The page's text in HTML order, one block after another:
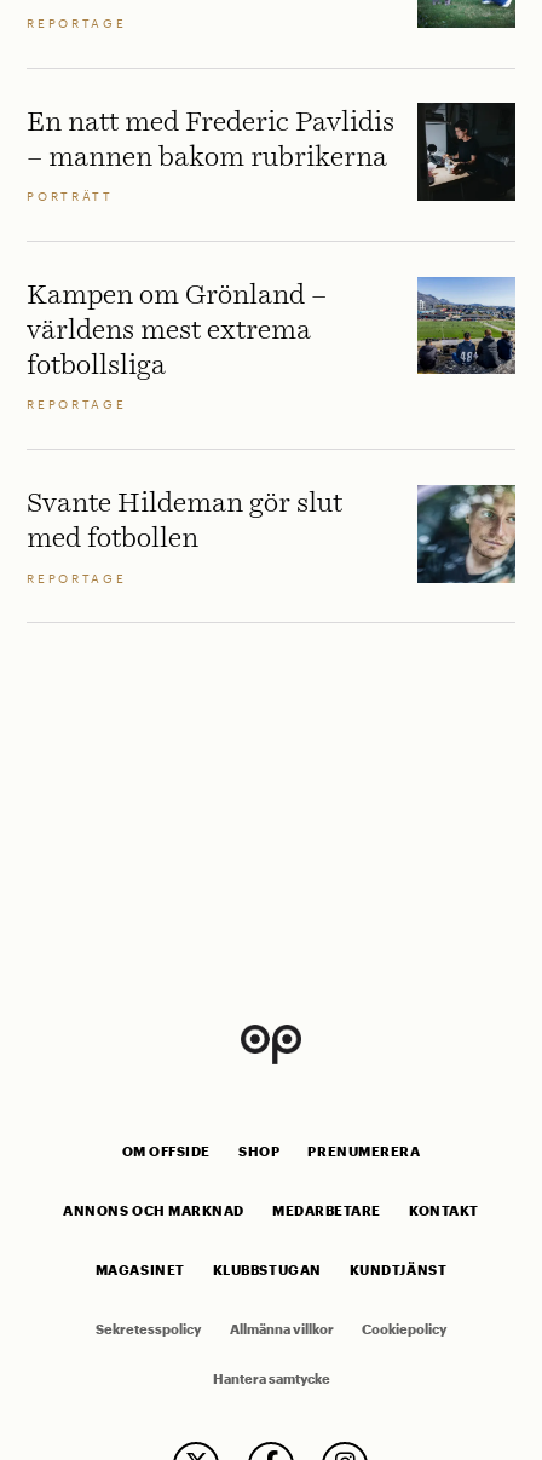
REPORTAGE
En natt med Frederic Pavlidis
– mannen bakom rubrikerna
PORTRÄTT
Kampen om Grönland –
världens mest extrema
fotbollsliga
REPORTAGE
Svante Hildeman gör slut
med fotbollen
REPORTAGE
OM OFFSIDE SHOP PRENUMERERA
ANNONS OCH MARKNAD MEDARBETARE KONTAKT
MAGASINET KLUBBSTUGAN KUNDTJÄNST
Sekretesspolicy Allmänna villkor Cookiepolicy
Hantera samtycke